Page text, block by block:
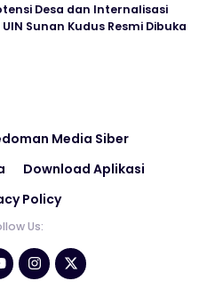
Desa dan Internalisasi
Sunan Kudus Resmi Dibuka
Media Siber
Download Aplikasi
Policy
Us: